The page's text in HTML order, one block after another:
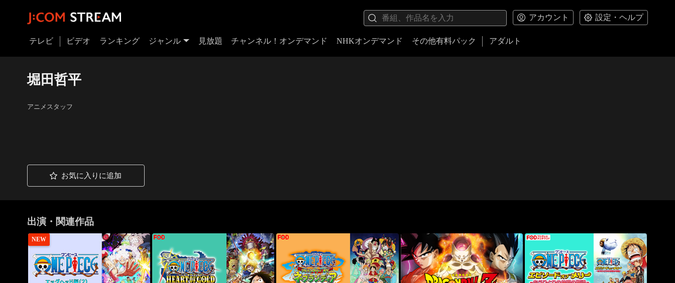
アカウント 設定・ヘルプ
テレビ ビデオ ランキング ジャンル 見放題 チャンネル！オンデマンド NHKオンデマンド その他有料パック アダルト
堀田哲平
アニメスタッフ
お気に入りに追加
出演・関連作品
NEW